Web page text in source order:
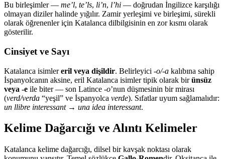
Bu birleşimler — me’l, te’ls, li’n, l’hi — doğrudan İngilizce karşılığı
olmayan diziler halinde yığılır. Zamir yerleşimi ve birleşimi, sürekli
olarak öğrenenler için Katalanca dilbilgisinin en zor kısmı olarak
gösterilir.
Cinsiyet ve Sayı
Katalanca isimlereril veya dişildir. Belirleyici -o/-a kalıbına sahip
İspanyolcanın aksine, eril Katalanca isimler tipik olarak birünsüz
veya -e ile biter — son Latince -o’nun düşmesinin bir mirası
(verd/verda “yeşil” ve İspanyolca verde). Sıfatlar uyum sağlamalıdır:
un llibre interessant→ una idea interessant.
Kelime Dağarcığı ve Alıntı Kelimeler
Katalanca kelime dağarcığı, dilsel bir kavşak noktası olarak